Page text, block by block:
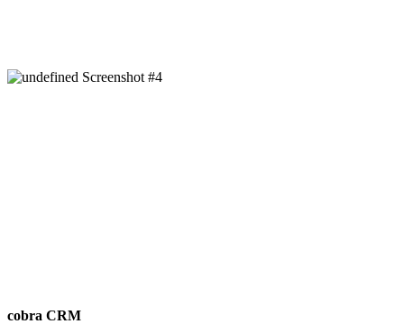
cobra CRM